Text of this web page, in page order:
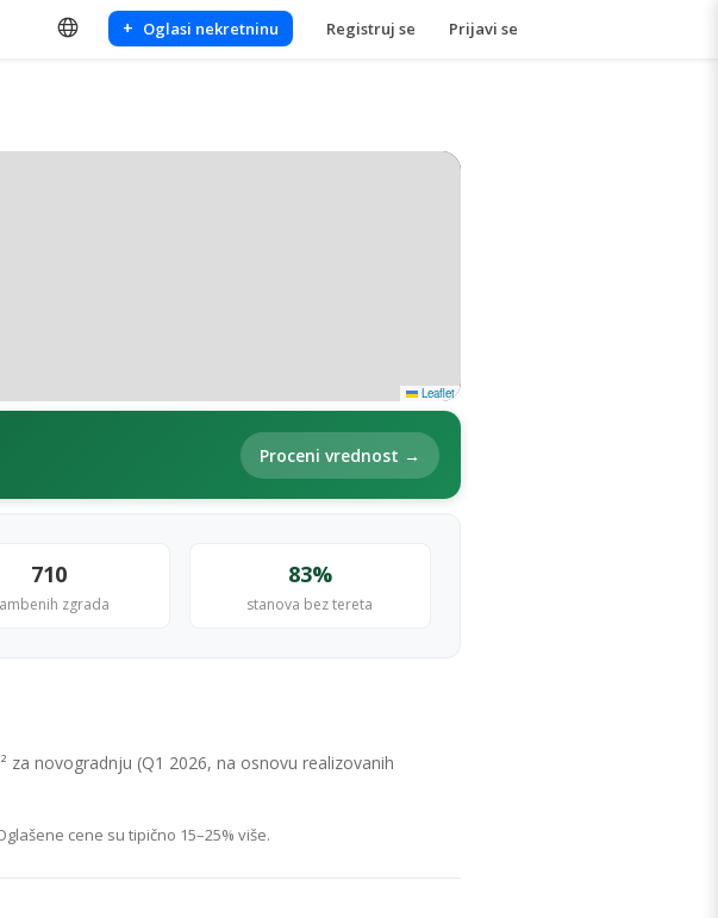
+ Oglasi nekretninu Registruj se Prijavi se
Leaflet
Proceni vrednost →
710
zgrada
83%
stanova bez tereta
za novogradnju (Q1 2026, na osnovu realizovanih
cene su tipično 15–25% više.